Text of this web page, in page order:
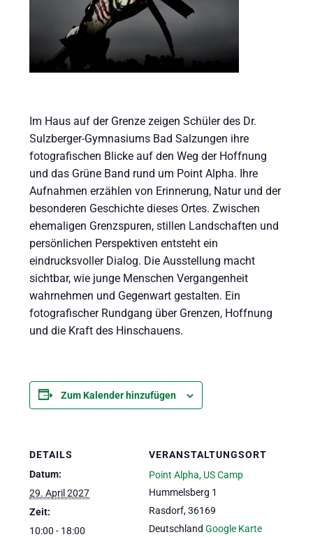
Im Haus auf der Grenze zeigen Schüler des Dr.
Sulzberger-Gymnasiums Bad Salzungen ihre
fotografischen Blicke auf den Weg der Hoffnung
und das Grüne Band rund um Point Alpha. Ihre
Aufnahmen erzählen von Erinnerung, Natur und der
besonderen Geschichte dieses Ortes. Zwischen
ehemaligen Grenzspuren, stillen Landschaften und
persönlichen Perspektiven entsteht ein
eindrucksvoller Dialog. Die Ausstellung macht
sichtbar, wie junge Menschen Vergangenheit
wahrnehmen und Gegenwart gestalten. Ein
fotografischer Rundgang über Grenzen, Hoffnung
und die Kraft des Hinschauens.
Zum Kalender hinzufügen
DETAILS
Datum:
29. April 2027
Zeit:
10:00 - 18:00
VERANSTALTUNGSORT
Point Alpha, US Camp
Hummelsberg 1
Rasdorf, 36169
Deutschland Google Karte